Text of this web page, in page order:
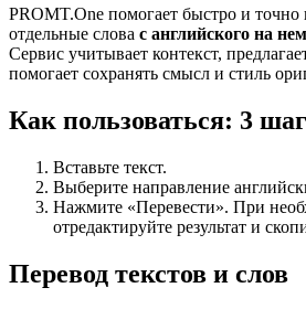
PROMT.One помогает быстро и точно
отдельные слова с английского на
Сервис учитывает контекст,
помогает сохранять смысл и стиль
Как пользоваться: 3
Вставьте текст.
Выберите направление
Нажмите «Перевести». При
отредактируйте результат и
Перевод текстов и слов